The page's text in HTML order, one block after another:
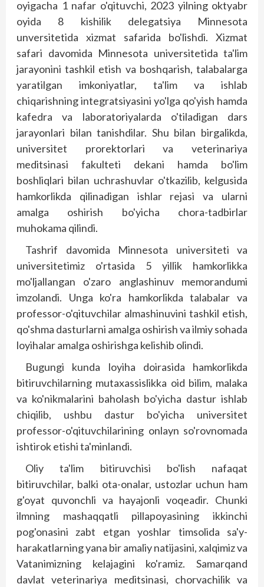
oyigacha 1 nafar o'qituvchi, 2023 yilning oktyabr
oyida 8 kishilik delegatsiya Minnesota
unversitetida xizmat safarida bo'lishdi. Xizmat
safari davomida Minnesota universitetida ta'lim
jarayonini tashkil etish va bosh­qarish, talabalarga
yaratilgan imkoniyatlar, ta'lim va ishlab
chiqarishning integratsiyasini yo'lga qo'yish hamda
kafed­ra va laboratoriyalarda o'tiladigan dars
jarayonlari bilan tanishdilar. Shu bilan birgalikda,
universitet prorektorlari va veterinariya
meditsinasi fakulteti dekani hamda bo'lim
boshliqlari bilan uchrashuvlar o'tkazilib, kelgusida
hamkorlikda qilinadigan ishlar rejasi va ularni
amalga oshirish bo'yicha chora-tadbirlar
muhokama qilindi.
Tashrif davomida Minnesota universiteti va
universitetimiz o'rtasida 5 yillik hamkorlikka
mo'ljallangan o'zaro anglashinuv memorandumi
imzolandi. Unga ko'ra hamkorlikda talabalar va
professor-o'qituvchilar almashinuvini tashkil etish,
qo'shma dasturlarni amalga oshirish va ilmiy sohada
loyihalar amalga oshirishga kelishib olindi.
Bugungi kunda loyiha doirasida hamkorlikda
bitiruvchilarning mutaxassislikka oid bilim, malaka
va ko'nikmalarini baholash bo'yicha dastur ishlab
chiqilib, ushbu dastur bo'yicha universitet
professor-o'qituvchilarining onlayn so'rovnomada
ishtirok etishi ta'minlandi.
Oliy ta'lim bitiruvchisi bo'lish nafaqat
bitiruvchilar, balki ota-onalar, ustozlar uchun ham
g'oyat quvonchli va hayajonli voqeadir. Chunki
ilmning mashaqqatli pillapoyasining ikkinchi
pog'onasini zabt etgan yoshlar timsolida sa'y-
harakatlarning yana bir amaliy natijasini, xalqimiz va
Vatanimizning kelajagini ko'ramiz. Samarqand
davlat veterinariya meditsinasi, chorvachilik va